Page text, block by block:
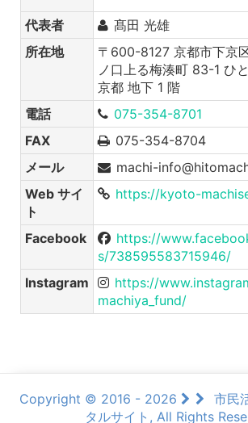
代表者
髙田 光雄
所在地
〒600-8127 京都市下京
ノ口上る梅湊町 83-1 ひ
京都 地下 1 階
電話
075-354-8701
FAX
075-354-8704
メール
machi-
Web サイ
ト
https://kyoto-
Facebook
https://
s/738595583715946/
Instagram
https://
machiya_fund/
Copyright © 2016 - 2026
市民
タルサイト, All Rights